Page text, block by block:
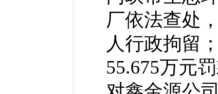
厂依法查处
人行政拘留
55.675万元